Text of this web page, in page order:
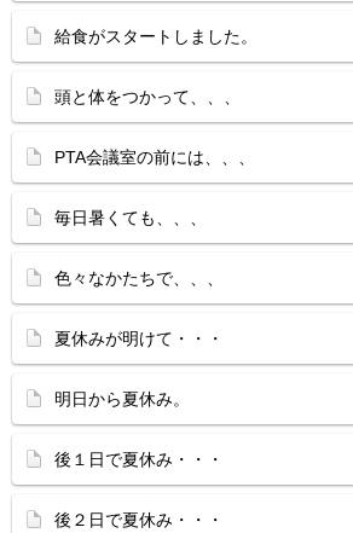
給食がスタートしました。
頭と体をつかって、、、
PTA会議室の前には、、、
毎日暑くても、、、
色々なかたちで、、、
夏休みが明けて・・・
明日から夏休み。
後１日で夏休み・・・
後２日で夏休み・・・